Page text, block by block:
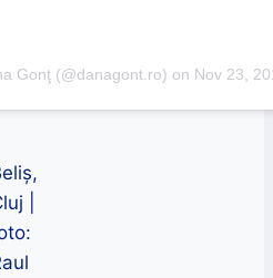
Gonţ (@danagont.ro) on Nov 23,
|